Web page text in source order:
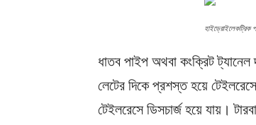
হাইড্রোইলেকট্রিক
ধাতব পাইপ অথবা কংক্রিট
লেটের দিকে প্রশস্ত হয়ে
টেইলরেসে ডিসচার্জ হয়ে যায়।